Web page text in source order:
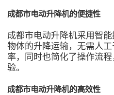
成都市电动升降机的便捷性
成都市电动升降机采用智
物体的升降运输，无需人
率，同时也简化了操作流
验。
成都市电动升降机的高效性